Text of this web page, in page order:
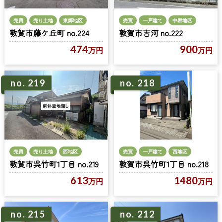
売買 売り土地 東郷地区
敦賀市藤ケ丘町 no.224
474万円
売買 一戸建て 中郷地区
敦賀市吉河 no.222
900万円
no. 219
売買 売り土地 西地区
敦賀市呉竹町1丁目 no.219
613万円
no. 218
売買 一戸建て 西地区
敦賀市呉竹町1丁目 no.218
1480万円
no. 215 no. 212